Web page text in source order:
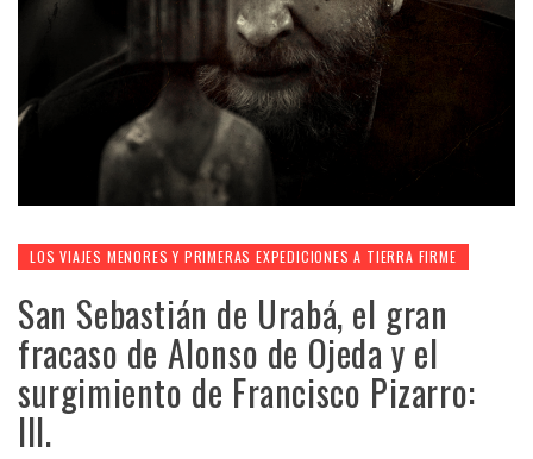
LOS VIAJES MENORES Y PRIMERAS EXPEDICIONES A TIERRA FIRME
San Sebastián de Urabá, el gran
fracaso de Alonso de Ojeda y el
surgimiento de Francisco Pizarro:
III.